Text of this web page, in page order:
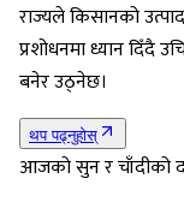
राज्यले किसानको
प्रशोधनमा ध्यान दिँदै
बनेर उठ्नेछ।
थप पढ्नुहोस्
आजको सुन र चाँदीको